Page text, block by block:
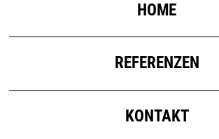
HOME
REFERENZEN
KONTAKT